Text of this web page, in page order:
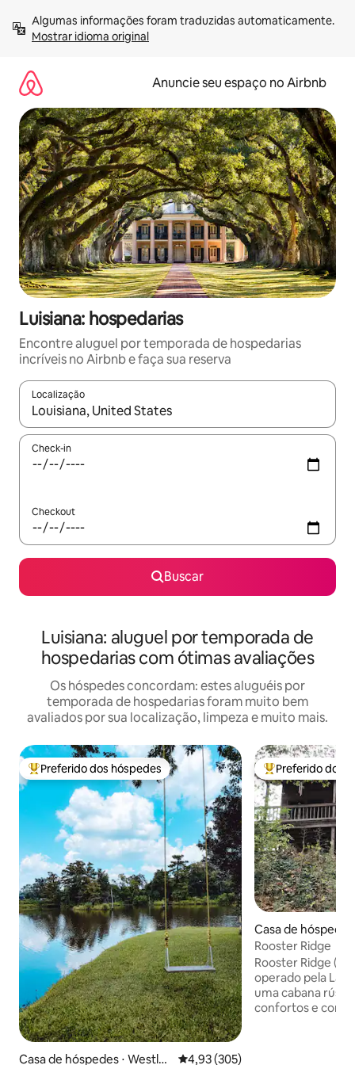
para
Mostrar idioma original
Anuncie seu espaço no Airbnb
Luisiana: hospedarias
Encontre aluguel por temporada de hospedarias
incríveis no Airbnb e faça sua reserva
Localização
Quando os resultados estiverem disponíveis, explore-os
Check-in
Checkout
Buscar
Luisiana: aluguel por temporada de
hospedarias com ótimas avaliações
Os hóspedes concordam: estes aluguéis por
temporada de hospedarias foram muito bem
avaliados por sua localização, limpeza e muito mais.
Entre os melhores preferidos dos hóspedes
Preferido dos hóspedes
Casa de hóspedes ⋅ Westlak
4,93 de uma avaliação média de
4,93 (305)
Entre os
Preferido dos
Casa de
ton
Rooster Ridge
Rooster Ridge
operado pela
uma cabana
confortos e